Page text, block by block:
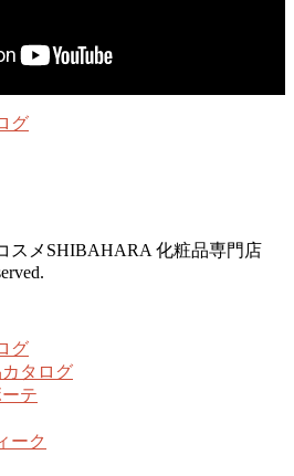
グ
スメSHIBAHARA 化粧品専門店
グ
タログ
テ
ーク